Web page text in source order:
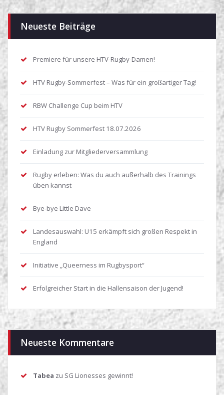
Neueste Beiträge
Premiere für unsere HTV-Rugby-Damen!
HTV Rugby-Sommerfest – Was für ein großartiger Tag!
RBW Challenge Cup beim HTV
HTV Rugby Sommerfest 18.07.2026
Einladung zur Mitgliederversammlung
Rugby erleben: Was du auch außerhalb des Trainings
üben kannst
Bye-bye Little Dave
Landesauswahl: U15 erkämpft sich großen Respekt in
England
Initiative „Queerness im Rugbysport“
Erfolgreicher Start in die Hallensaison der Jugend!
Neueste Kommentare
Tabea zu SG Lionesses gewinnt!